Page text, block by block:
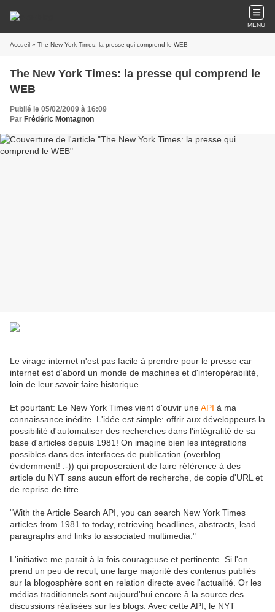
MENU
Accueil » The New York Times: la presse qui comprend le WEB
The New York Times: la presse qui comprend le
WEB
Publié le 05/02/2009 à 16:09
Par Frédéric Montagnon
Le virage internet n'est pas facile à prendre pour le presse car
internet est d'abord un monde de machines et d'interopérabilité,
loin de leur savoir faire historique.
Et pourtant: Le New York Times vient d'ouvir uneAPI à ma
connaissance inédite. L'idée est simple: offrir aux développeurs la
possibilité d'automatiser des recherches dans l'intégralité de sa
base d'articles depuis 1981! On imagine bien les intégrations
possibles dans des interfaces de publication (overblog
évidemment! :-)) qui proposeraient de faire référence à des
article du NYT sans aucun effort de recherche, de copie d'URL et
de reprise de titre.
"With the Article Search API, you can search New York Times
articles from 1981 to today, retrieving headlines, abstracts, lead
paragraphs and links to associated multimedia."
L'initiative me parait à la fois courageuse et pertinente. Si l'on
prend un peu de recul, une large majorité des contenus publiés
sur la blogosphère sont en relation directe avec l'actualité. Or les
médias traditionnels sont aujourd'hui encore à la source des
discussions réalisées sur les blogs. Avec cette API, le NYT